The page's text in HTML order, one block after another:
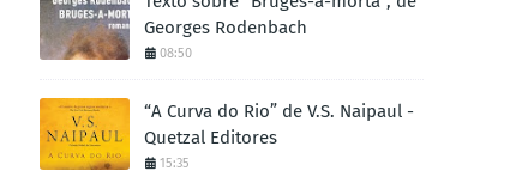
Georges Rodenbach
08:50
“A Curva do Rio” de V.S. Naipaul -
Quetzal Editores
15:35